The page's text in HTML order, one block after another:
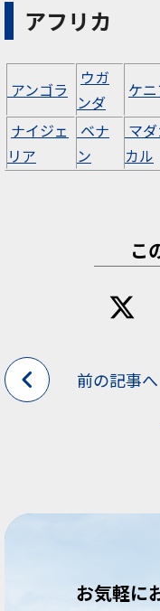
アフリカ
アンゴラ
ウガ
ンダ
ケ
ナイジェ
リア
ベナ
ン
マ
カル
こ
前の記事へ
お気軽に